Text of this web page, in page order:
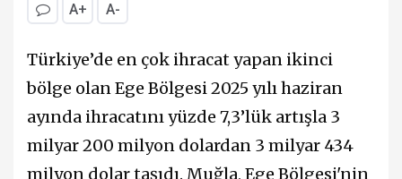
A+ A-
Türkiye’de en çok ihracat yapan ikinci
bölge olan Ege Bölgesi 2025 yılı haziran
ayında ihracatını yüzde 7,3’lük artışla 3
milyar 200 milyon dolardan 3 milyar 434
milyon dolar taşıdı. Muğla, Ege Bölgesi'nin